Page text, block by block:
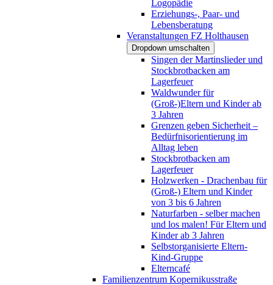
Logopädie
Erziehungs-, Paar- und
Lebensberatung
Veranstaltungen FZ Holthausen
Dropdown umschalten
Singen der Martinslieder und
Stockbrotbacken am
Lagerfeuer
Waldwunder für
(Groß-)Eltern und Kinder ab
3 Jahren
Grenzen geben Sicherheit –
Bedürfnisorientierung im
Alltag leben
Stockbrotbacken am
Lagerfeuer
Holzwerken - Drachenbau für
(Groß-) Eltern und Kinder
von 3 bis 6 Jahren
Naturfarben - selber machen
und los malen! Für Eltern und
Kinder ab 3 Jahren
Selbstorganisierte Eltern-
Kind-Gruppe
Elterncafé
Familienzentrum Kopernikusstraße